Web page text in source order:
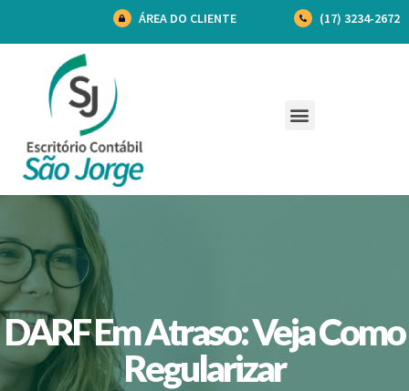
ÁREA DO CLIENTE (17) 3234-2672
DARF Em Atraso: Veja Como
Regularizar